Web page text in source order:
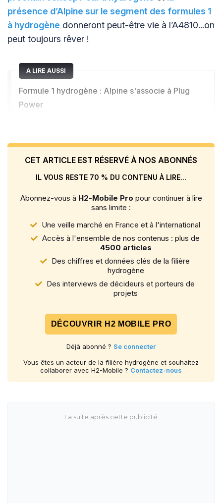
présence d’Alpine sur le segment des formules 1
à hydrogène donneront peut-être vie à l’A4810...on
peut toujours rêver !
A LIRE AUSSI
Formule 1 hydrogène : Alpine s'associe à Plug
Power
CET ARTICLE EST RÉSERVÉ À NOS ABONNÉS
IL VOUS RESTE 70 % DU CONTENU À LIRE...
Abonnez-vous à H2-Mobile Pro pour continuer à lire
sans limite :
Une veille marché en France et à l'international
Accès à l'ensemble de nos contenus : plus de
4500 articles
Des chiffres et données clés de la filière
hydrogène
Des interviews de décideurs et porteurs de
projets
DÉCOUVRIR H2 MOBILE PRO
Déjà abonné ? Se connecter
Vous êtes un acteur de la filière hydrogène et souhaitez
collaborer avec H2-Mobile ? Contactez-nous